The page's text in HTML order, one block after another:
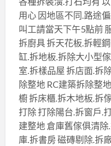
用心 因地區不同.路途
叫工請當天下午5點前
拆廚具 拆天花板.拆輕
缸.拆地板.拆除大小型
室.拆樣品屋 拆店面.拆
除整地 RC建築拆除整
櫥 拆床櫃.拆木地板.拆
打除 打除陽台.拆窗戶.
建整地 倉庫舊傢俱清
庫.拆書房 磁磚剔除.拆